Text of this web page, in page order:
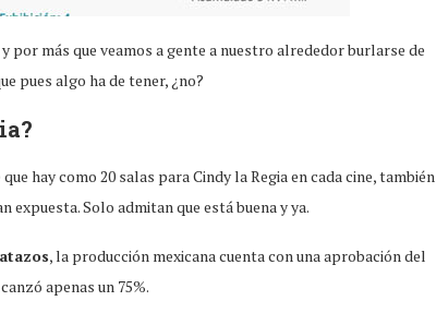
por más que veamos a gente a nuestro alrededor burlarse de
pues algo ha de tener, ¿no?
hay como 20 salas para Cindy la Regia en cada cine, también
expuesta. Solo admitan que está buena y ya.
, la producción mexicana cuenta con una aprobación del
apenas un 75%.